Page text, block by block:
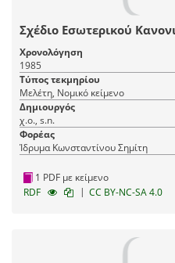
Σχέδιο Εσωτερικού
Χρονολόγηση
1985
Τύπος τεκμηρίου
Μελέτη, Νομικό κείμενο
Δημιουργός
χ.ο., s.n.
Φορέας
Ίδρυμα Κωνσταντίνου Σημίτη
1 PDF με κείμενο
RDF
| CC BY-NC-SA 4.0